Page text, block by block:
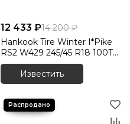
12 433 ₽14 200 ₽
Hankook Tire Winter I*Pike
RS2 W429 245/45 R18 100T
шип.
Известить